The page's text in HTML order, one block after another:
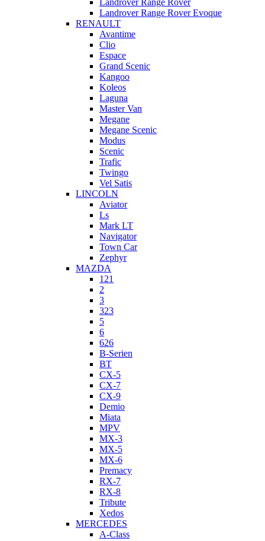
Landrover Range Rover Evoque
RENAULT
Avantime
Clio
Espace
Grand Scenic
Kangoo
Koleos
Laguna
Master Van
Megane
Megane Scenic
Modus
Scenic
Trafic
Twingo
Vel Satis
LINCOLN
Aviator
Ls
Mark LT
Navigator
Town Car
Zephyr
MAZDA
121
2
3
323
5
6
626
B-Serien
BT
CX-5
CX-7
CX-9
Demio
Miata
MPV
MX-3
MX-5
MX-6
Premacy
RX-7
RX-8
Tribute
Xedos
MERCEDES
A-Class